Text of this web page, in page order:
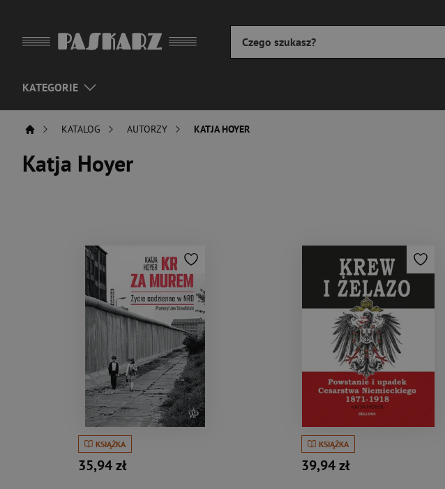
KATEGORIE
KATALOG AUTORZY KATJA HOYER
Katja Hoyer
KSIĄŻKA
35,94 zł
KSIĄŻKA
39,94 zł